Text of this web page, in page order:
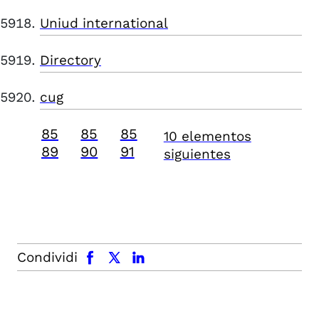
Uniud international
Directory
cug
85
89
85
90
85
91
10 elementos
siguientes
Condividi
facebook x.com linkedin